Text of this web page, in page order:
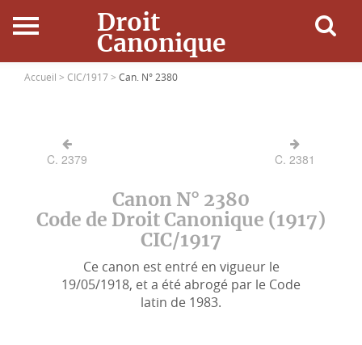
Droit
Canonique
Accueil
Ressources
Accueil > CIC/1917 > Can. N° 2380
C. 2379 C. 2381
Canon N° 2380
Code de Droit Canonique (1917)
CIC/1917
Ce canon est entré en vigueur le
19/05/1918, et a été abrogé par le Code
latin de 1983.